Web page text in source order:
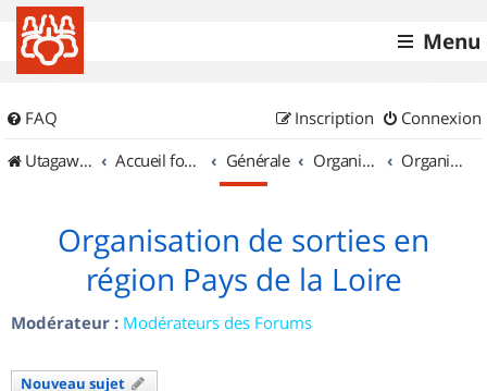
Menu
FAQ Connexion
Inscription
UtagawaVTT (Randos VTT et VTTAE avec traces GPS)
Accueil forum Générale Organisation de sorties & Recherche de partenaires Organisation de sorties en région Pays de la Loire
Organisation de sorties en
région Pays de la Loire
Modérateur : Modérateurs des Forums
Nouveau sujet